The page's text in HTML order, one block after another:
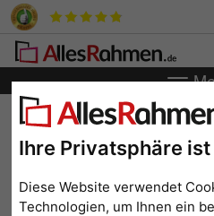
Ihre Privatsphäre
Diese Website verwendet
Technologien, um Ihnen ein
Zurück| Bilderrahmen-Shop